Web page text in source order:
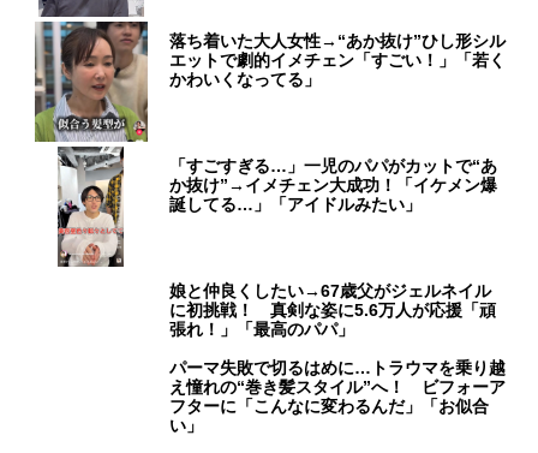
落ち着いた大人女性→“あか抜け”ひし形シル
エットで劇的イメチェン「すごい！」「若く
かわいくなってる」
「すごすぎる…」一児のパパがカットで“あ
か抜け”→イメチェン大成功！「イケメン爆
誕してる…」「アイドルみたい」
娘と仲良くしたい→67歳父がジェルネイル
に初挑戦！ 真剣な姿に5.6万人が応援「頑
張れ！」「最高のパパ」
パーマ失敗で切るはめに…トラウマを乗り越
え憧れの“巻き髪スタイル”へ！ ビフォーア
フターに「こんなに変わるんだ」「お似合
い」